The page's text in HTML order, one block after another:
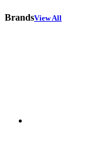
BrandsView All